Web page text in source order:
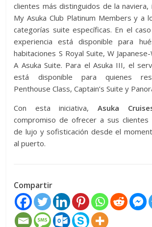
clientes más distinguidos de la naviera,
My Asuka Club Platinum Members y a
categorías suite específicas. En el
experiencia está disponible para
habitaciones S Royal Suite, W
A Asuka Suite. Para el Asuka III, el
está disponible para quienes
Penthouse Class, Captain’s Suite y
Con esta iniciativa, Asuka
compromiso de ofrecer a sus clientes
de lujo y sofisticación desde el
al puerto.
Compartir